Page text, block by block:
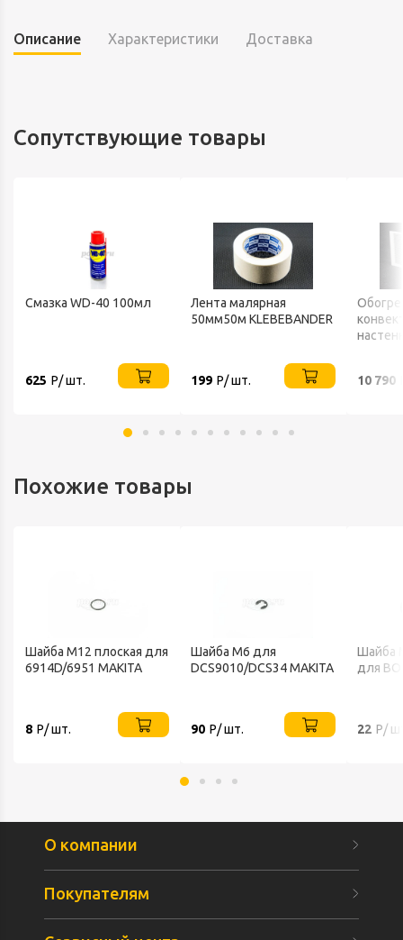
Описание Характеристики Доставка
Сопутствующие товары
Смазка WD-40 100мл
625 Р/ шт.
Лента малярная
50мм50м KLEBEBANDER
199 Р/ шт.
10 790
Похожие товары
Шайба М12 плоская для
6914D/6951 MAKITA
8 Р/ шт.
Шайба М6 для
DCS9010/DCS34 MAKITA
90 Р/ шт.
Шайба
для
22 Р/
О компании
Покупателям